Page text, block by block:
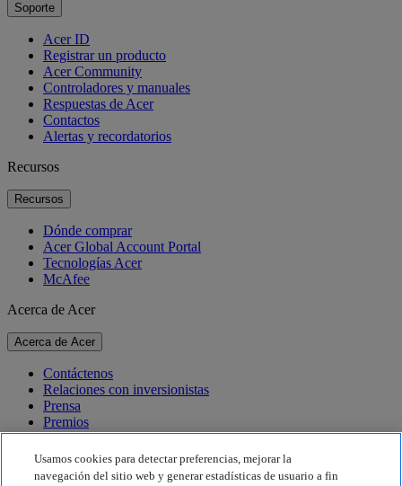
Soporte
Acer ID
Registrar un producto
Acer Community
Controladores y manuales
Respuestas de Acer
Contactos
Alertas y recordatorios
Recursos
Recursos
Dónde comprar
Acer Global Account Portal
Tecnologías Acer
McAfee
Acerca de Acer
Acerca de Acer
Contáctenos
Relaciones con inversionistas
Prensa
Premios
Eventos
Sostenibilidad
Usamos cookies para detectar preferencias, mejorar la
navegación del sitio web y generar estadísticas de usuario a fin